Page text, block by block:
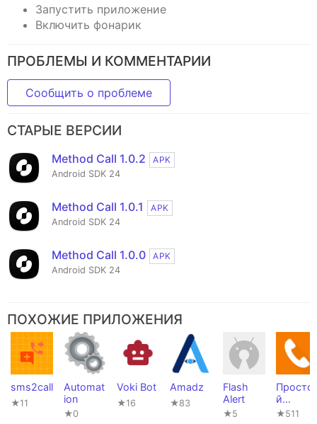
Запустить приложение
Включить фонарик
ПРОБЛЕМЫ И КОММЕНТАРИИ
Сообщить о проблеме
СТАРЫЕ ВЕРСИИ
Method Call 1.0.2
APK
Android SDK 24
Method Call 1.0.1
APK
Android SDK 24
Method Call 1.0.0
APK
Android SDK 24
ПОХОЖИЕ ПРИЛОЖЕНИЯ
sms2call
★11
Automat
ion
★0
Voki Bot
★16
Amadz
★83
Flash
Alert
★5
Просто
й
телефон
★511